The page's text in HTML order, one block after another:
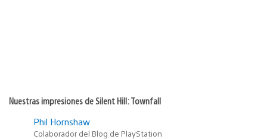
Nuestras impresiones de Silent Hill: Townfall
Phil Hornshaw
Colaborador del Blog de PlayStation